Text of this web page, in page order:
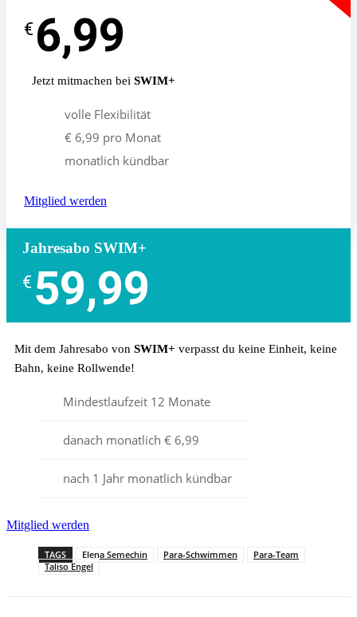
€ 6,99
Jetzt mitmachen bei SWIM+
volle Flexibilität
€ 6,99 pro Monat
monatlich kündbar
Mitglied werden
Jahresabo SWIM+
€ 59,99
Mit dem Jahresabo von SWIM+ verpasst du keine Einheit, keine
Bahn, keine Rollwende!
Mindestlaufzeit 12 Monate
danach monatlich € 6,99
nach 1 Jahr monatlich kündbar
Mitglied werden
TAGS Elena Semechin Para-Schwimmen
Para-Team
Taliso Engel